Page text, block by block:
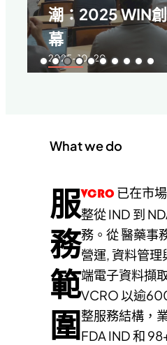
：2025 WIN創贏論壇
10-20
What we do
服
務
範
圍
VCRO 已在市
整從 IND 到
務。從 醫藥事
營運, 資料管理
端電子資料擷
VCRO 以逾
整服務結構，
FDA IND 和